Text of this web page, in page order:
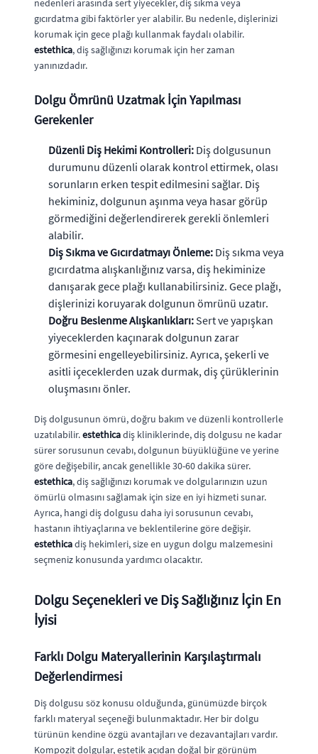
nedenleri arasında sert yiyecekler, diş sıkma veya
gıcırdatma gibi faktörler yer alabilir. Bu nedenle, dişlerinizi
korumak için gece plağı kullanmak faydalı olabilir.
estethica, diş sağlığınızı korumak için her zaman
yanınızdadır.
Dolgu Ömrünü Uzatmak İçin Yapılması
Gerekenler
Düzenli Diş Hekimi Kontrolleri: Diş dolgusunun
durumunu düzenli olarak kontrol ettirmek, olası
sorunların erken tespit edilmesini sağlar. Diş
hekiminiz, dolgunun aşınma veya hasar görüp
görmediğini değerlendirerek gerekli önlemleri
alabilir.
Diş Sıkma ve Gıcırdatmayı Önleme: Diş sıkma veya
gıcırdatma alışkanlığınız varsa, diş hekiminize
danışarak gece plağı kullanabilirsiniz. Gece plağı,
dişlerinizi koruyarak dolgunun ömrünü uzatır.
Doğru Beslenme Alışkanlıkları: Sert ve yapışkan
yiyeceklerden kaçınarak dolgunun zarar
görmesini engelleyebilirsiniz. Ayrıca, şekerli ve
asitli içeceklerden uzak durmak, diş çürüklerinin
oluşmasını önler.
Diş dolgusunun ömrü, doğru bakım ve düzenli kontrollerle
uzatılabilir.estethicadiş kliniklerinde, diş dolgusu ne kadar
sürer sorusunun cevabı, dolgunun büyüklüğüne ve yerine
göre değişebilir, ancak genellikle 30-60 dakika sürer.
estethica, diş sağlığınızı korumak ve dolgularınızın uzun
ömürlü olmasını sağlamak için size en iyi hizmeti sunar.
Ayrıca, hangi diş dolgusu daha iyi sorusunun cevabı,
hastanın ihtiyaçlarına ve beklentilerine göre değişir.
estethicadiş hekimleri, size en uygun dolgu malzemesini
seçmeniz konusunda yardımcı olacaktır.
Dolgu Seçenekleri ve Diş Sağlığınız İçin En
İyisi
Farklı Dolgu Materyallerinin Karşılaştırmalı
Değerlendirmesi
Diş dolgusu söz konusu olduğunda, günümüzde birçok
farklı materyal seçeneği bulunmaktadır. Her bir dolgu
türünün kendine özgü avantajları ve dezavantajları vardır.
Kompozit dolgular, estetik açıdan doğal bir görünüm